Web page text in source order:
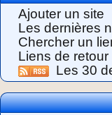
Ajouter un site
Les dernières
Chercher un
Liens de retour
Les 30